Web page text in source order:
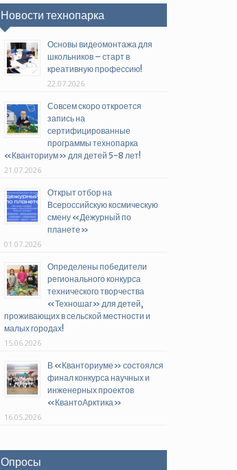
Новости технопарка
Основы видеомонтажа для
школьников – старт в
креативную профессию!
22.07.2026
Совсем скоро откроется
запись на
сертифицированные
программы технопарка
«Кванториум» для детей 5-8 лет!
21.07.2026
Открыт отбор на
Всероссийскую космическую
смену «Дежурный по
планете»
01.07.2026
Определены победители
регионального конкурса
технического творчества
«Техношаг» для детей,
проживающих в сельской местности и
малых городах!
15.06.2026
В «Кванториуме» состоялся
финал конкурса научных и
инженерных проектов
«КвантоАрктика»
16.05.2026
Опросы